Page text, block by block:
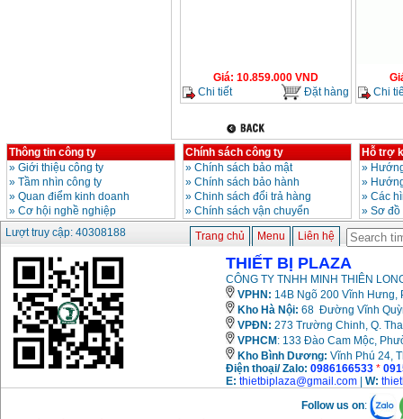
Giá: 10.859.000 VND
Chi tiết
Đặt hàng
Chi
Thông tin công ty
» Giới thiệu công ty
» Tầm nhìn công ty
» Quan điểm kinh doanh
» Cơ hội nghề nghiệp
Chính sách công ty
» Chính sách bảo mật
» Chính sách bảo hành
» Chinh sách đổi trả hàng
» Chính sách vận chuyển
Hỗ trợ
»
»
» Các
» Sơ
Lượt truy cập: 40308188
Trang chủ Menu Liên hệ
THIẾT BỊ PLAZA
CÔNG TY TNHH MINH THIÊN
VPHN: 14B Ngõ 200 Vĩnh Hưng,
Kho Hà Nội: 68 Đường Vĩnh
VPĐN: 273 Trường Chinh, Q.
VPHCM : 133 Đào Cam Mộc,
Kho Bình Dương: Vĩnh Phú 24,
Điện thoại/ Zalo: 0986166533 *
E: thietbiplaza@gmail.com W:
Follow us on: